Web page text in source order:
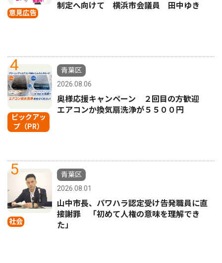
意見広告
制定へ向けて 横浜市会議員 田中ゆき
4
ピックアッ
プ（PR）
青葉区
2026.08.06
奥様応援キャンペーン ２回目の方歓迎
エアコンか換気扇洗浄が５５００円
5
社会
青葉区
2026.08.01
山中市長、パワハラ認定受け告発職員に直
接謝罪 「初めて人権の意味を理解でき
た」